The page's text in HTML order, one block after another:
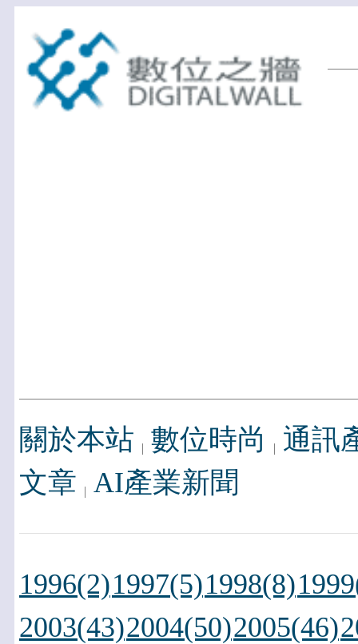
關於本站 數位時尚
通訊
文章 AI產業新聞
1996(2)1997(5)1998(8)
2003(43)2004(50)2005(46)